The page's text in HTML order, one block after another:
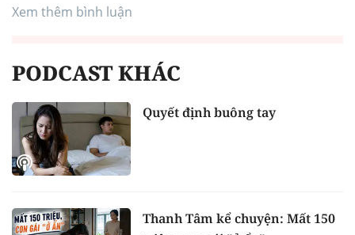
Xem thêm bình luận
PODCAST KHÁC
Quyết định buông tay
Thanh Tâm kể chuyện: Mất 150